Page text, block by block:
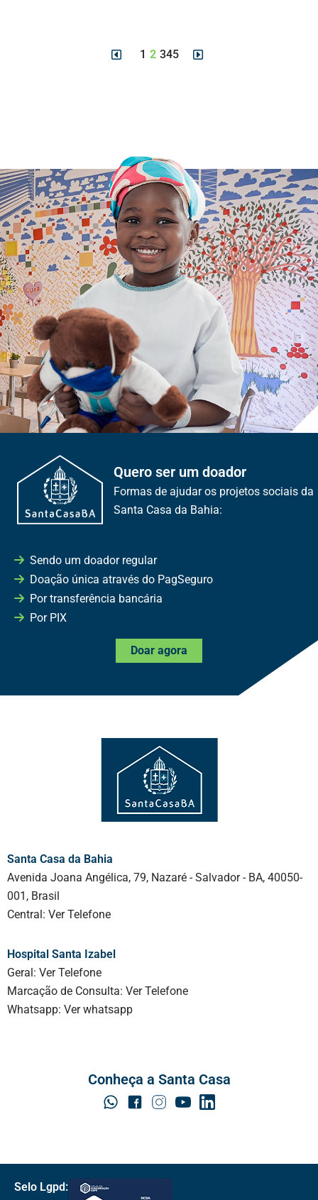
1 2 345
Quero ser um doador
Formas de ajudar os projetos sociais da
Santa Casa da Bahia:
Sendo um doador regular
Doação única através do PagSeguro
Por transferência bancária
Por PIX
Doar agora
Santa Casa da Bahia
Avenida Joana Angélica, 79, Nazaré - Salvador - BA, 40050-
001, Brasil
Central: Ver Telefone
Hospital Santa Izabel
Geral: Ver Telefone
Marcação de Consulta: Ver Telefone
Whatsapp: Ver whatsapp
Conheça a Santa Casa
Selo Lgpd: